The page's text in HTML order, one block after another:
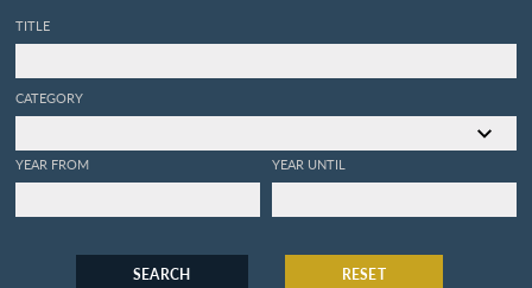
TITLE
CATEGORY
YEAR FROM YEAR UNTIL
SEARCH RESET